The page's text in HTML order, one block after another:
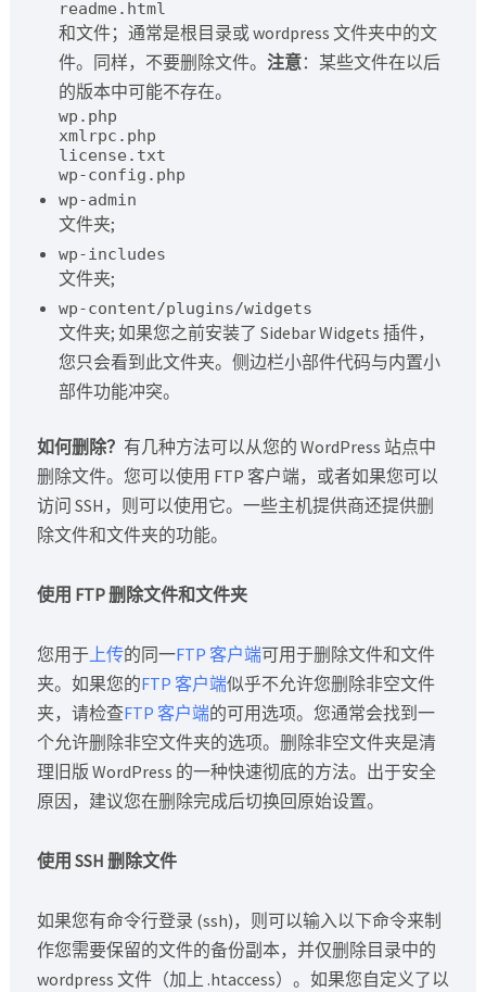
readme.html
和文件；通常是根目录或 wordpress 文件夹中的文
件。同样，不要删除文件。 注意：某些文件在以后
的版本中可能不存在。
wp.php
xmlrpc.php
license.txt
wp-config.php
wp-admin
文件夹;
wp-includes
文件夹;
wp-content/plugins/widgets
文件夹; 如果您之前安装了 Sidebar Widgets 插件，
您只会看到此文件夹。侧边栏小部件代码与内置小
部件功能冲突。
如何删除？ 有几种方法可以从您的 WordPress 站点中
删除文件。您可以使用 FTP 客户端，或者如果您可以
访问 SSH，则可以使用它。一些主机提供商还提供删
除文件和文件夹的功能。
使用 FTP 删除文件和文件夹
您用于上传的同一FTP 客户端可用于删除文件和文件
夹。如果您的FTP 客户端似乎不允许您删除非空文件
夹，请检查FTP 客户端的可用选项。您通常会找到一
个允许删除非空文件夹的选项。删除非空文件夹是清
理旧版 WordPress 的一种快速彻底的方法。出于安全
原因，建议您在删除完成后切换回原始设置。
使用 SSH 删除文件
如果您有命令行登录 (ssh)，则可以输入以下命令来制
作您需要保留的文件的备份副本，并仅删除目录中的
wordpress 文件（加上 .htaccess）。如果您自定义了以